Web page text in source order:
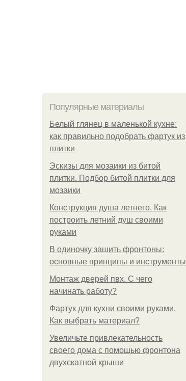
Популярные материалы
Белый глянец в маленькой кухне:
как правильно подобрать фартук из
плитки
Эскизы для мозаики из битой
плитки. Подбор битой плитки для
мозаики
Конструкция душа летнего. Как
построить летний душ своими
руками
В одиночку зашить фронтоны:
основные принципы и инструменты
Монтаж дверей пвх. С чего
начинать работу?
Фартук для кухни своими руками.
Как выбрать материал?
Увеличьте привлекательность
своего дома с помощью фронтона
двухскатной крыши